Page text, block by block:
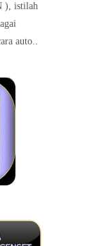
), istilah
auto..